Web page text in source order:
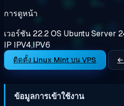
การดูหน้า
เวอร์ชัน 22.2OS Ubuntu Server
IP IPV4,IPV6
ติดตั้ง Linux Mint บน VPS ←
ข้อมูลการเข้าใช้งาน